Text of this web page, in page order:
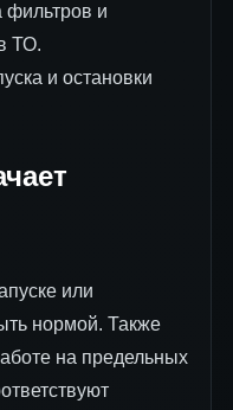
фильтров и
ТО.
и остановки
или
нормой. Также
на предельных